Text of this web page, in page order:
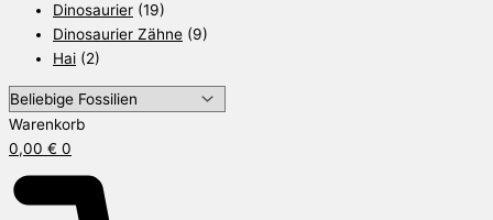
Dinosaurier (19)
Dinosaurier Zähne (9)
Hai (2)
Warenkorb
0,00 € 0